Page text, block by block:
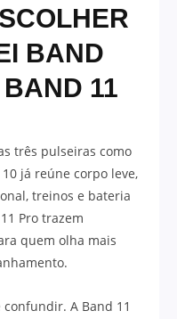
BAND
11
três pulseiras como
já reúne corpo leve,
treinos e bateria
Pro trazem
quem olha mais
A Band 11